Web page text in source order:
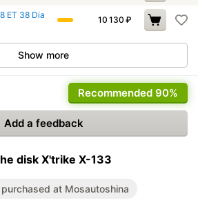
ET 38 Dia
10 130 ₽
Show more
Recommended 90%
Add a feedback
disk X'trike X-133
at Mosautoshina